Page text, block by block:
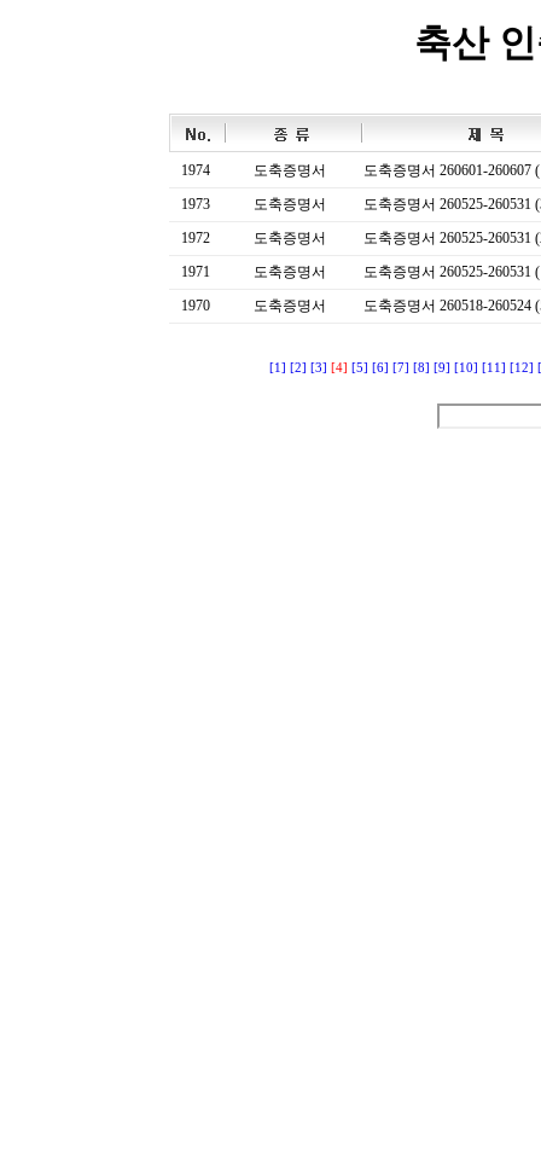
축산
1974 도축증명서
도축증명서 260601-260607
1973
도축증명서
도축증명서 260525-260531
1972
도축증명서
도축증명서 260525-260531
1971
도축증명서
도축증명서 260525-260531
1970
도축증명서 도축증명서 260518-260524
[1] [2] [3] [4] [5] [6] [7] [8] [9] [10] [11] [12]